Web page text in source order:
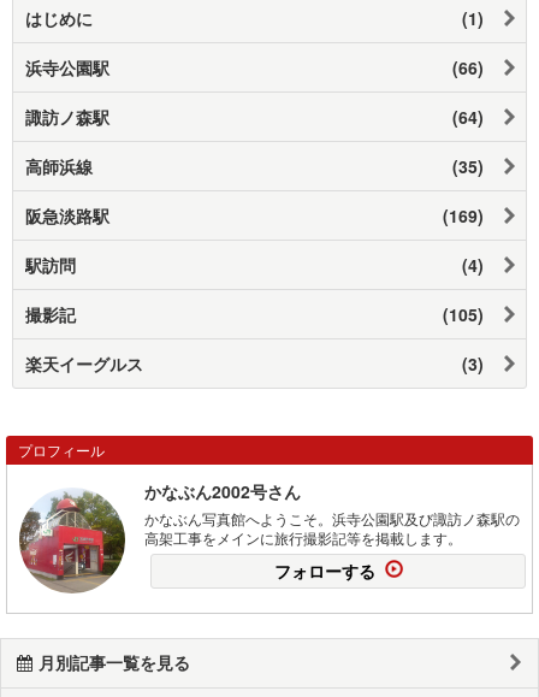
はじめに (1)
浜寺公園駅 (66)
諏訪ノ森駅 (64)
高師浜線 (35)
阪急淡路駅 (169)
駅訪問 (4)
撮影記 (105)
楽天イーグルス (3)
プロフィール
かなぶん2002号さん
かなぶん写真館へようこそ。浜寺公園駅及び諏訪ノ森駅の
高架工事をメインに旅行撮影記等を掲載します。
フォローする
月別記事一覧を見る